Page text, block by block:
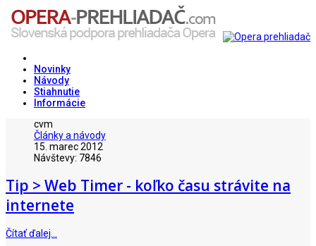
Novinky
Návody
Stiahnutie
Informácie
cvm
Články a návody
15. marec 2012
Návštevy: 7846
Tip > Web Timer - koľko času strávite na
internete
Čítať ďalej…